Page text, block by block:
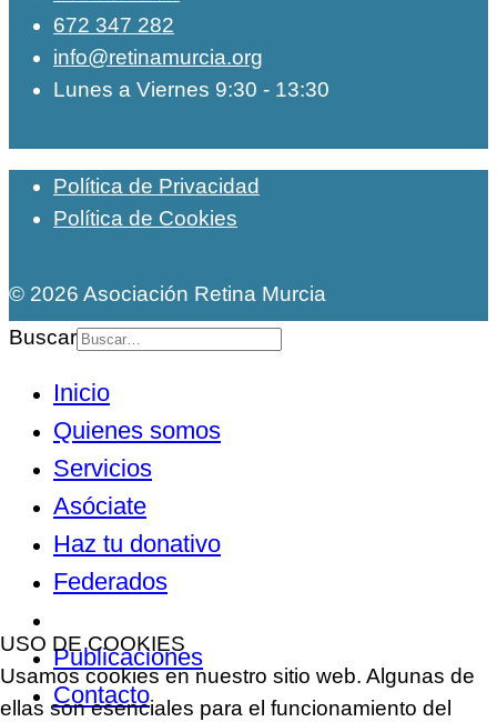
672 347 282
info@retinamurcia.org
Lunes a Viernes 9:30 - 13:30
Política de Privacidad
Política de Cookies
© 2026 Asociación Retina Murcia
Buscar
Inicio
Quienes somos
Servicios
Asóciate
Haz tu donativo
Federados
Publicaciones
Contacto
USO DE COOKIES
Usamos cookies en nuestro sitio web. Algunas de
ellas son esenciales para el funcionamiento del